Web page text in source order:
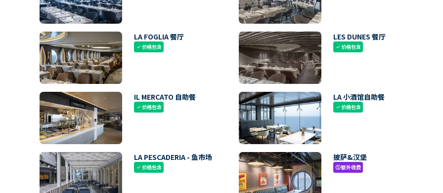
LA FOGLIA 餐厅
check价格包含
LES DUNES 餐厅
check价格包含
IL MERCATO 自助餐
check价格包含
LA 小酒馆自助餐
check价格包含
LA PESCADERIA - 鱼市场
check价格包含
披萨&汉堡
paid额外收费